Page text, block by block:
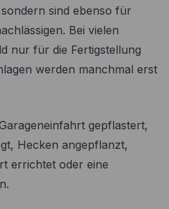
sind ebenso für
Bei vielen
nur für die Fertigstellung
werden manchmal erst
gepflastert,
Hecken angepflanzt,
errichtet oder eine